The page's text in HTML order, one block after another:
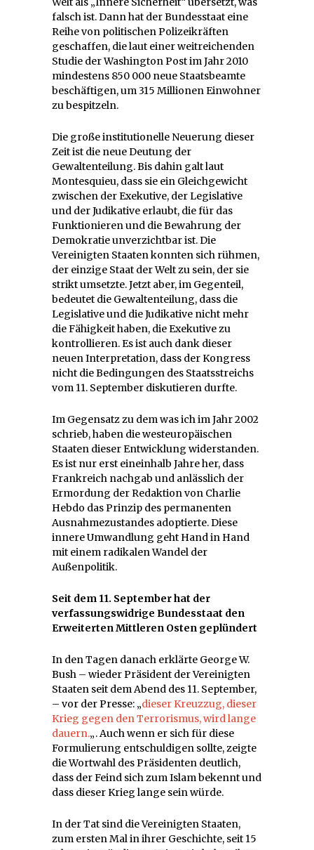
falsch ist. Dann hat der Bundesstaat eine
Reihe von politischen Polizeikräften
geschaffen, die laut einer weitreichenden
Studie der Washington Post im Jahr 2010
mindestens 850 000 neue Staatsbeamte
beschäftigen, um 315 Millionen Einwohner
zu bespitzeln.
Die große institutionelle Neuerung dieser
Zeit ist die neue Deutung der
Gewaltenteilung. Bis dahin galt laut
Montesquieu, dass sie ein Gleichgewicht
zwischen der Exekutive, der Legislative
und der Judikative erlaubt, die für das
Funktionieren und die Bewahrung der
Demokratie unverzichtbar ist. Die
Vereinigten Staaten konnten sich rühmen,
der einzige Staat der Welt zu sein, der sie
strikt umsetzte. Jetzt aber, im Gegenteil,
bedeutet die Gewaltenteilung, dass die
Legislative und die Judikative nicht mehr
die Fähigkeit haben, die Exekutive zu
kontrollieren. Es ist auch dank dieser
neuen Interpretation, dass der Kongress
nicht die Bedingungen des Staatsstreichs
vom 11. September diskutieren durfte.
Im Gegensatz zu dem was ich im Jahr 2002
schrieb, haben die westeuropäischen
Staaten dieser Entwicklung widerstanden.
Es ist nur erst eineinhalb Jahre her, dass
Frankreich nachgab und anlässlich der
Ermordung der Redaktion von Charlie
Hebdo das Prinzip des permanenten
Ausnahmezustandes adoptierte. Diese
innere Umwandlung geht Hand in Hand
mit einem radikalen Wandel der
Außenpolitik.
Seit dem 11. September hat der
verfassungswidrige Bundesstaat den
Erweiterten Mittleren Osten geplündert
In den Tagen danach erklärte George W.
Bush – wieder Präsident der Vereinigten
Staaten seit dem Abend des 11. September,
– vor der Presse: „dieser Kreuzzug, dieser
Krieg gegen den Terrorismus, wird lange
dauern.„. Auch wenn er sich für diese
Formulierung entschuldigen sollte, zeigte
die Wortwahl des Präsidenten deutlich,
dass der Feind sich zum Islam bekennt und
dass dieser Krieg lange sein würde.
In der Tat sind die Vereinigten Staaten,
zum ersten Mal in ihrer Geschichte, seit 15